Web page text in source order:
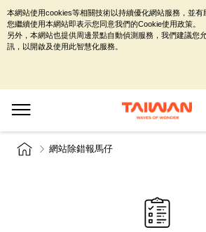
網站除錯報馬仔
本網站使用cookies等相關技術以持續優化網站服務，並
您繼續使用本網站即表示您同意我們的Cookie使用政策。
另外，本網站也提供周邊景點自動偵測服務，我們建議您
訊，以開啟及使用此智慧化服務。